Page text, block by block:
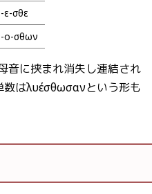
ε-σθε
ο-σθων
音に挟まれ消失し連結され
数はλυέσθωσανという形も